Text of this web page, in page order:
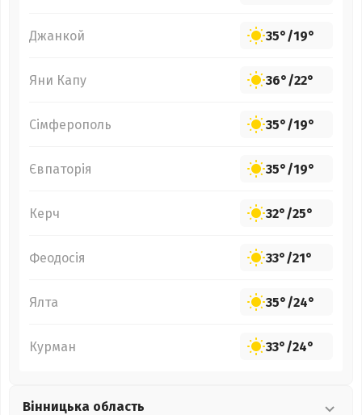
Джанкой 35°/19°
Яни Капу 36°/22°
Сімферополь 35°/19°
Євпаторія 35°/19°
Керч 32°/25°
Феодосія 33°/21°
Ялта 35°/24°
Курман 33°/24°
Вінницька область